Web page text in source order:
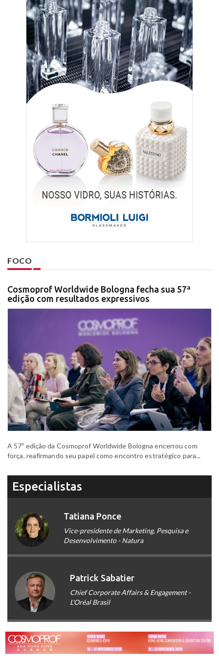
FOCO
Cosmoprof Worldwide Bologna fecha sua 57ª
edição com resultados expressivos
A 57ª edição da Cosmoprof Worldwide Bologna encerrou com
força, reafirmando seu papel como encontro estratégico para...
Especialistas
Tatiana Ponce
Vice-presidente de Marketing, Pesquisa e
Desenvolvimento - Natura
Patrick Sabatier
Chief Corporate Affairs & Engagement -
L'Oréal Brasil